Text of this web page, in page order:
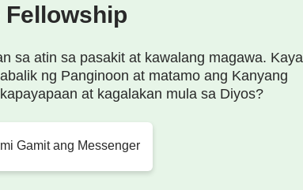
Fellowship
sa atin sa pasakit at kawalang magawa. Kaya
ng Panginoon at matamo ang Kanyang
at kagalakan mula sa Diyos?
Gamit ang Messenger